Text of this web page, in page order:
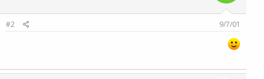
9/7/01
#2